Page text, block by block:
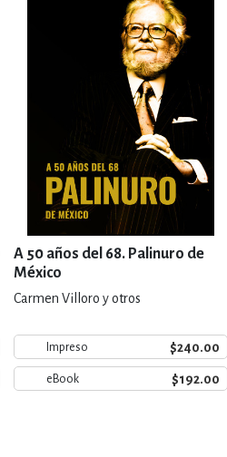
A 50 años del 68. Palinuro de
México
Carmen Villoro y otros
Impreso $240.00
eBook $192.00